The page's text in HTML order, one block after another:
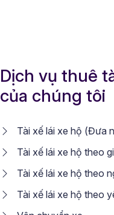
Dịch vụ thuê
của chúng tôi
Tài xế lái xe hộ (Đưa
Tài xế lái xe hộ theo
Tài xế lái xe hộ theo
Tài xế lái xe hộ theo